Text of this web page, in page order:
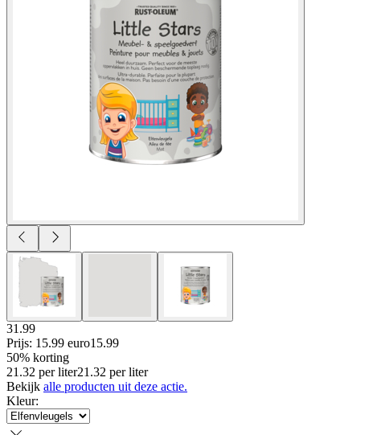
31.99
Prijs: 15.99 euro15.99
50% korting
21.32 per liter21.32 per liter
Bekijk alle producten uit deze actie.
Kleur: